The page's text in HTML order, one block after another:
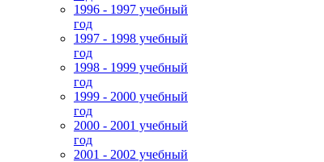
1996 - 1997 учебный
год
1997 - 1998 учебный
год
1998 - 1999 учебный
год
1999 - 2000 учебный
год
2000 - 2001 учебный
год
2001 - 2002 учебный